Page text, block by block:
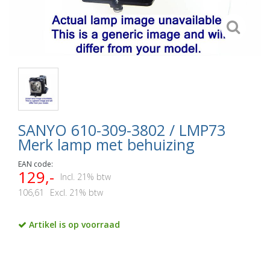
SANYO 610-309-3802 / LMP73
Merk lamp met behuizing
EAN code:
129,-
Incl. 21% btw
106,61
Excl. 21% btw
Artikel is op voorraad